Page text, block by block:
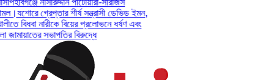
হবিগঞ্জে নাসীরুদ্দীন পাটোয়ারী-সারজিস
যশোরে গ্রেপ্তার শীর্ষ সন্ত্রাসী ডেভিড ইমন,
বিধবা নারীকে বিয়ের প্রলোভনে ধর্ষণ এবং
সভাপতির বিরুদ্ধে